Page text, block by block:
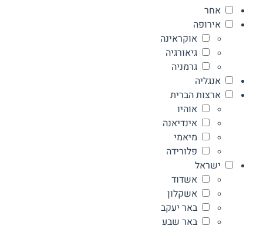
אחר
אירופה
אוקראינה
גיאורגיה
גרמניה
אנגליה
ארצות הברית
אוהיו
אינדיאנה
מיאמי
פלורידה
ישראל
אשדוד
אשקלון
באר יעקב
באר שבע